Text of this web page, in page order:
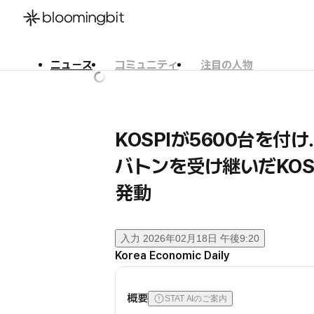
ニュース コミュニティ
注目の人物
KOSPIが5600台を付
バトンを受け継いだ
発動
入力 2026年02月18日 午後9:20
Korea Economic Daily
概要 STAT AIのご案内